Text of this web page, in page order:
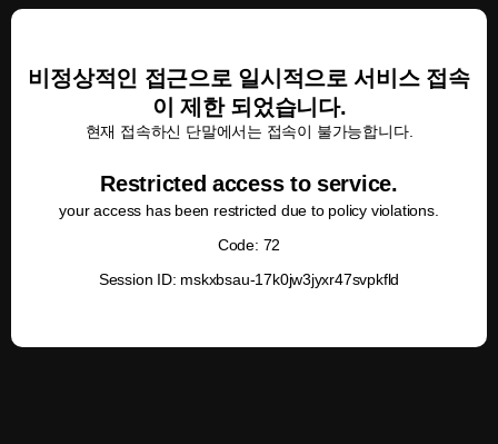
비정상적인 접근으로 일시적으로 서비스 접속
이 제한 되었습니다.
현재 접속하신 단말에서는 접속이 불가능합니다.
Restricted access to service.
your access has been restricted due to policy violations.
Code: 72
Session ID: mskxbsau-17k0jw3jyxr47svpkfld